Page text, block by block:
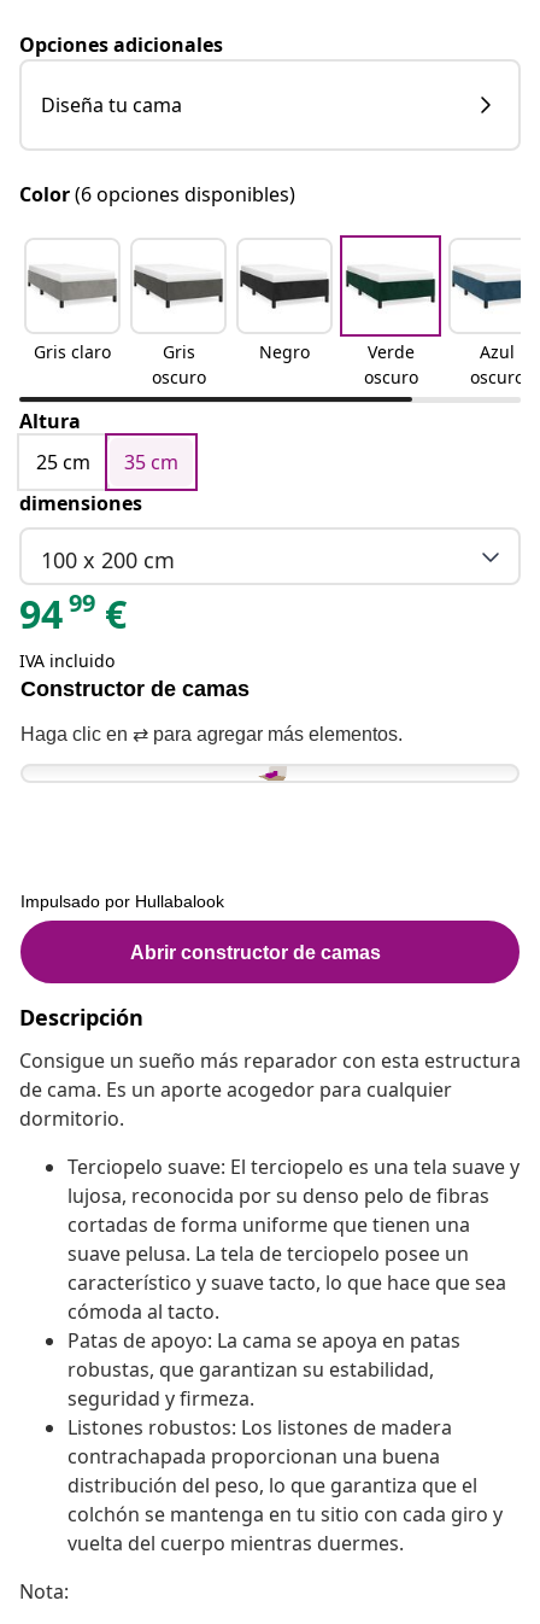
Opciones adicionales
Diseña tu cama
Color(6 opciones disponibles)
Gris claro
Gris
oscuro
Negro
Verde
oscuro
Azul
oscuro
Altura
25 cm
35 cm
dimensiones
100 x 200 cm
9499 €
IVA incluido
Descripción
Consigue un sueño más reparador con esta estructura
de cama. Es un aporte acogedor para cualquier
dormitorio.
Terciopelo suave: El terciopelo es una tela suave y
lujosa, reconocida por su denso pelo de fibras
cortadas de forma uniforme que tienen una
suave pelusa. La tela de terciopelo posee un
característico y suave tacto, lo que hace que sea
cómoda al tacto.
Patas de apoyo: La cama se apoya en patas
robustas, que garantizan su estabilidad,
seguridad y firmeza.
Listones robustos: Los listones de madera
contrachapada proporcionan una buena
distribución del peso, lo que garantiza que el
colchón se mantenga en tu sitio con cada giro y
vuelta del cuerpo mientras duermes.
Nota: